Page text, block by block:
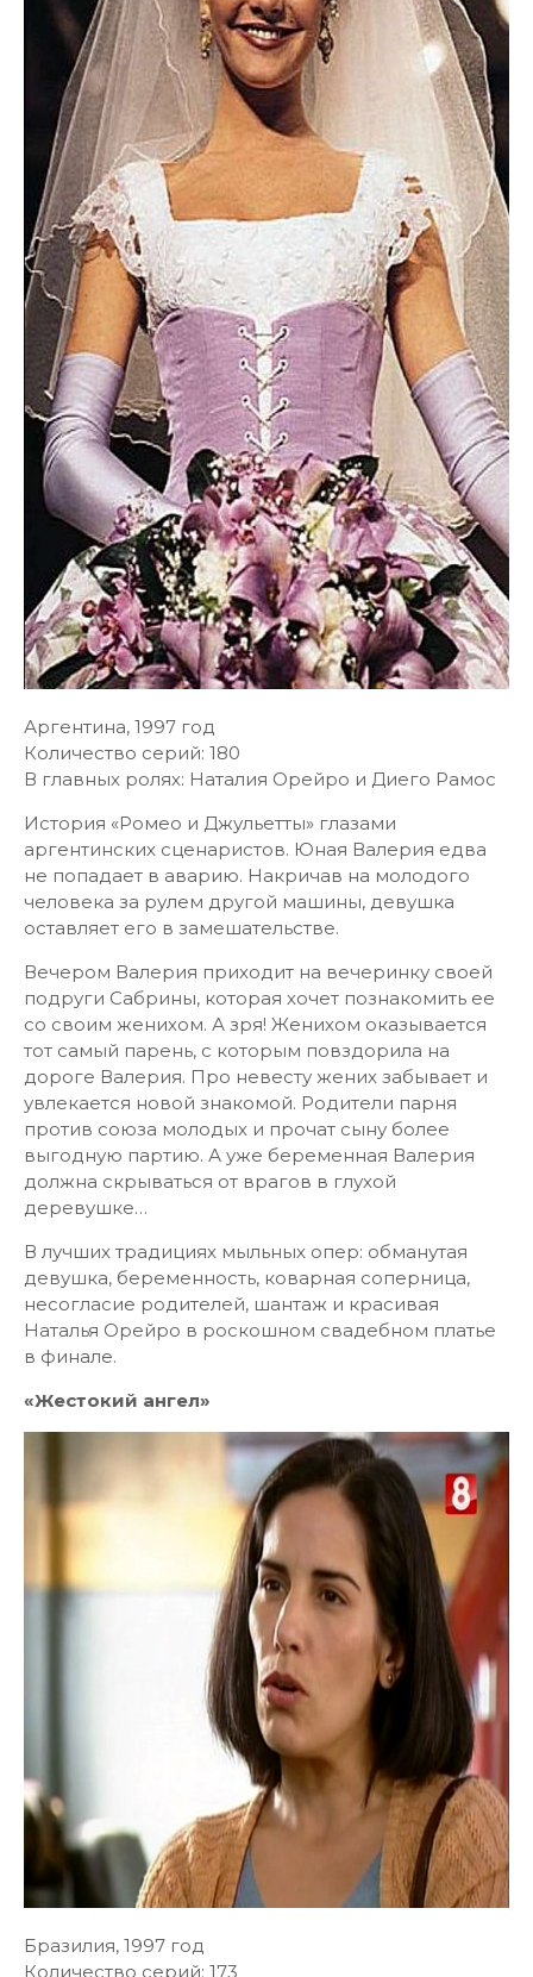
Аргентина, 1997 год
Количество серий: 180
В главных ролях: Наталия Орейро и Диего Рамос
История «Ромео и Джульетты» глазами
аргентинских сценаристов. Юная Валерия едва
не попадает в аварию. Накричав на молодого
человека за рулем другой машины, девушка
оставляет его в замешательстве.
Вечером Валерия приходит на вечеринку своей
подруги Сабрины, которая хочет познакомить ее
со своим женихом. А зря! Женихом оказывается
тот самый парень, с которым повздорила на
дороге Валерия. Про невесту жених забывает и
увлекается новой знакомой. Родители парня
против союза молодых и прочат сыну более
выгодную партию. А уже беременная Валерия
должна скрываться от врагов в глухой
деревушке…
В лучших традициях мыльных опер: обманутая
девушка, беременность, коварная соперница,
несогласие родителей, шантаж и красивая
Наталья Орейро в роскошном свадебном платье
в финале.
«Жестокий ангел»
Бразилия, 1997 год
Количество серий: 173